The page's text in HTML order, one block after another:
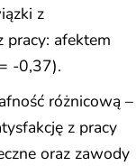
z
afektem
-0,37).
różnicową –
z pracy
oraz zawody